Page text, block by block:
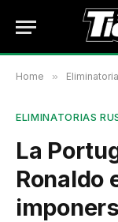
Home »
ELIMINATORIAS
La
Ronaldo